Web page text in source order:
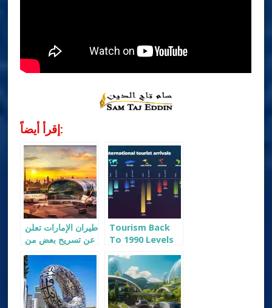
إقرأ أيضاً:
طيران الإمارات تعلن
عن تسريح بعض من
Tourism Back
To 1990 Levels
by More Than
72%